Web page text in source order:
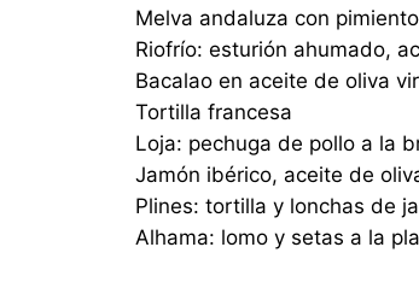
Melva andaluza con
Riofrío: esturión ahumado,
Bacalao en aceite de oliva
Tortilla francesa
Loja: pechuga de pollo a la
Jamón ibérico, aceite de
Plines: tortilla y lonchas de
Alhama: lomo y setas a la